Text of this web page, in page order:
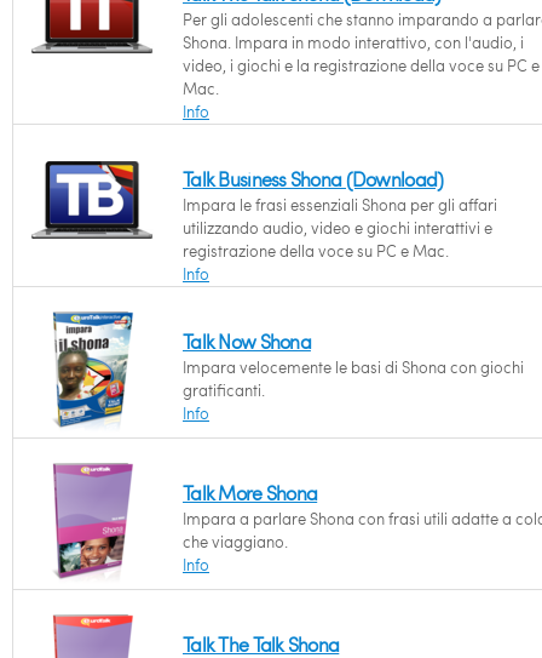
Per gli adolescenti che stanno imparando a
Shona. Impara in modo interattivo, con l'audio, i
video, i giochi e la registrazione della voce su PC e
Mac.
Info
Talk Business Shona (Download)
Impara le frasi essenziali Shona per gli affari
utilizzando audio, video e giochi interattivi e
registrazione della voce su PC e Mac.
Info
Talk Now Shona
Impara velocemente le basi di Shona con giochi
gratificanti.
Info
Talk More Shona
Impara a parlare Shona con frasi utili adatte a
che viaggiano.
Info
Talk The Talk Shona